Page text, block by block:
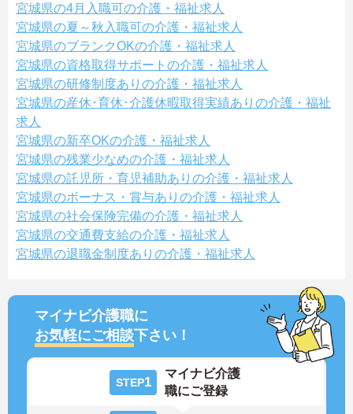
宮城県の4月入職可の介護・福祉求人
宮城県の夏～秋入職可の介護・福祉求人
宮城県のブランクOKの介護・福祉求人
宮城県の資格取得サポートの介護・福祉求人
宮城県の研修制度ありの介護・福祉求人
宮城県の産休･育休･介護休暇取得実績ありの介護・福祉
求人
宮城県の新卒OKの介護・福祉求人
宮城県の残業少なめの介護・福祉求人
宮城県の託児所・育児補助ありの介護・福祉求人
宮城県のボーナス・賞与ありの介護・福祉求人
宮城県の社会保険完備の介護・福祉求人
宮城県の交通費支給の介護・福祉求人
宮城県の退職金制度ありの介護・福祉求人
マイナビ介護職に
お気軽にご相談下さい！
STEP1
マイナビ介護
職にご登録